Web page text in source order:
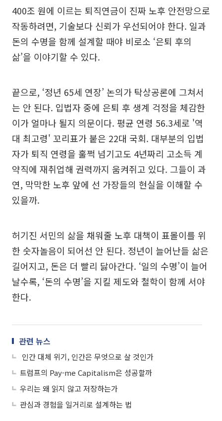
400조 원에 이르는 퇴직연금이 진짜 노후 안전망으로
작동하려면, 기술보다 신뢰가 우선되어야 한다. 일과
돈의 수명을 함께 설계할 때야 비로소 ‘은퇴 후의
삶’을 이야기할 수 있다.
끝으로, ‘정년 65세 연장’ 논의가 탁상공론에 그쳐서
는 안 된다. 입법자 중에 은퇴 후 생계 걱정을 체감한
이가 얼마나 될지 의문이다. 평균 연령 56.3세로 '역
대 최고령' 꼬리표가 붙은 22대 국회. 대부분의 입법
자가 퇴직 연령을 훌쩍 넘기고도 4년짜리 고소득 계
약직에 재취업해 권력까지 움켜쥐고 있다. 그들이 과
연, 막막한 노후 앞에 선 가장들의 현실을 이해할 수
있을까.
허기진 서민의 삶을 채워줄 노후 대책이 표몰이를 위
한 숫자놀음이 되어선 안 된다. 정년이 늘어난들 삶은
길어지고, 돈은 더 빨리 닳아간다. ‘일의 수명’이 늘어
날수록, ‘돈의 수명’을 지킬 제도와 철학이 함께 서야
한다.
관련 뉴스
인간 대체 위기, 인간은 무엇으로 살 것인가
트럼프의 Pay-me Capitalism은 성공할까
우리는 왜 읽지 않고 저장하는가
관심과 경험을 일거리로 설계하는 법